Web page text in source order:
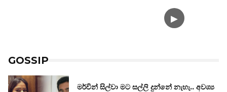
GOSSIP
මර්වින් සිල්වා මට සල්ලි දුන්නේ නැහැ.. අවශ්‍ය